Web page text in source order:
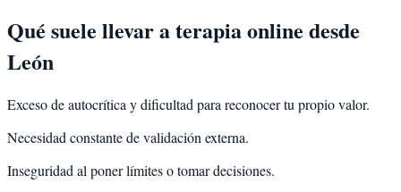
Qué suele llevar a terapia online desde
León
Exceso de autocrítica y dificultad para reconocer tu propio valor.
Necesidad constante de validación externa.
Inseguridad al poner límites o tomar decisiones.